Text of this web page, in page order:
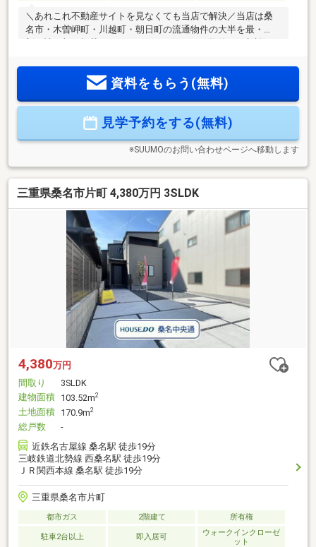
＼あれこれ不動産サイトを見なくても当店で解決／当店は桑
名市・木曽岬町・川越町・朝日町の流通物件の大半を最・
歩約5分◆リビング階段のある4LDK◆広々洗面スペース◆ス
ーパーまで徒歩約3分※写真をクリックすると、詳細をご覧い
報を持っていますので、お客様の安心ゆとりのある資金計画
をご提案できます。＝＝＝＝＝＝＝＝＝＝＝＝＝＝＝＝＝＝
資料をもらう(無料)
見学予約をする(無料)
※SUUMOのお問い合わせページへ移動します
三重県桑名市片町 4,380万円 3SLDK
4,380万円
間取り
3SLDK
建物面積 103.52m2
土地面積 170.9m2
総戸数
-
近鉄名古屋線 桑名駅 徒歩19分
三岐鉄道北勢線 西桑名駅 徒歩19分
ＪＲ関西本線 桑名駅 徒歩19分
三重県桑名市片町
都市ガス 2階建て 所有権
駐車2台以上 即入居可
ウォークインクローゼ
ット